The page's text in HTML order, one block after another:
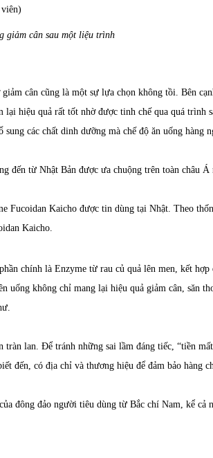
giảm cân sau một liệu trình
cân cũng là một sự lựa chọn không tồi. Bên
lại hiệu quả rất tốt nhờ được tinh chế qua quá trình
các chất dinh dưỡng mà chế độ ăn uống hàng
đến từ Nhật Bản được ưa chuộng trên toàn châu Á
Fucoidan Kaicho được tin dùng tại Nhật. Theo
Kaicho.
chính là Enzyme từ rau củ quả lên men, kết hợp
uống không chỉ mang lại hiệu quả giảm cân, săn
tràn lan. Để tránh những sai lầm đáng tiếc, “tiền
đến, có địa chỉ và thương hiệu để đảm bảo hàng
đông đảo người tiêu dùng từ Bắc chí Nam, kể cả